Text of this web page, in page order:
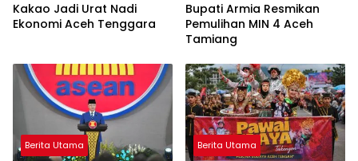
Kakao Jadi Urat Nadi
Ekonomi Aceh Tenggara
Bupati Armia Resmikan
Pemulihan MIN 4 Aceh
Tamiang
Berita Utama Berita Utama